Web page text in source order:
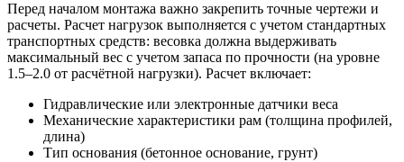
Перед началом монтажа важно закрепить точные чертежи и
расчеты. Расчет нагрузок выполняется с учетом стандартных
транспортных средств: весовка должна выдерживать
максимальный вес с учетом запаса по прочности (на уровне
1.5–2.0 от расчётной нагрузки). Расчет включает:
Гидравлические или электронные датчики веса
Механические характеристики рам (толщина профилей,
длина)
Тип основания (бетонное основание, грунт)